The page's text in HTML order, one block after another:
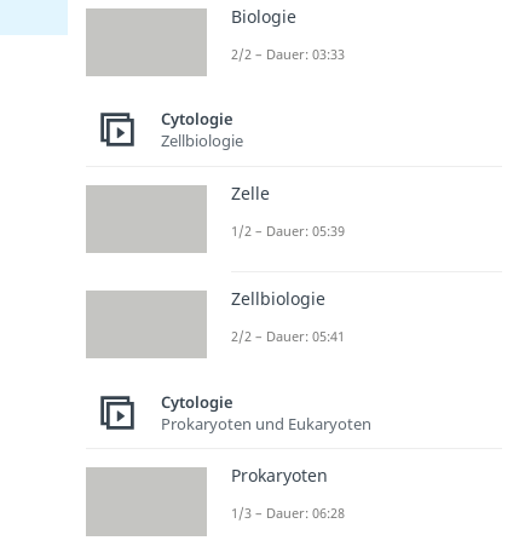
Biologie
2/2 – Dauer: 03:33
Cytologie
Zellbiologie
Zelle
1/2 – Dauer: 05:39
Zellbiologie
2/2 – Dauer: 05:41
Cytologie
Prokaryoten und Eukaryoten
Prokaryoten
1/3 – Dauer: 06:28